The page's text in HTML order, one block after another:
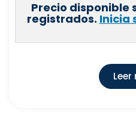
Precio disponible
registrados. Inicia